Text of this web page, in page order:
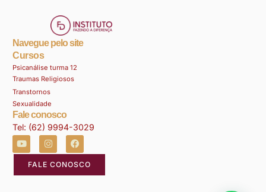
Navegue pelo site
Cursos
Psicanálise turma 12
Traumas Religiosos
Transtornos
Sexualidade
Fale conosco
Tel: (62) 9994-3029
FALE CONOSCO